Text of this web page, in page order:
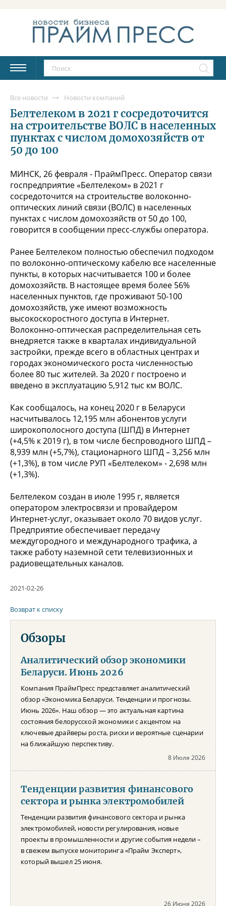
Все новости Новости компаний
Белтелеком в 2021 г сосредоточится
на строительстве ВОЛС в населенных
пунктах с числом домохозяйств от
50 до 100
МИНСК, 26 февраля - ПраймПресс. Оператор связи
госпредприятие «Белтелеком» в 2021 г
сосредоточится на строительстве волоконно-
оптических линий связи (ВОЛС) в населенных
пунктах с числом домохозяйств от 50 до 100,
говорится в сообщении пресс-службы оператора.
Ранее Белтелеком полностью обеспечил подходом
по волоконно-оптическому кабелю все населенные
пункты, в которых насчитывается 100 и более
домохозяйств. В настоящее время более 56%
населенных пунктов, где проживают 50-100
домохозяйств, уже имеют возможность
высокоскоростного доступа в Интернет.
Волоконно-оптическая распределительная сеть
внедряется также в кварталах индивидуальной
застройки, прежде всего в областных центрах и
городах экономического роста численностью
более 80 тыс жителей. За 2020 г построено и
введено в эксплуатацию 5,912 тыс км ВОЛС.
Как сообщалось, на конец 2020 г в Беларуси
насчитывалось 12,195 млн абонентов услуги
широкополосного доступа (ШПД) в Интернет
(+4,5% к 2019 г), в том числе беспроводного ШПД –
8,939 млн (+5,7%), стационарного ШПД – 3,256 млн
(+1,3%), в том числе РУП «Белтелеком» - 2,698 млн
(+1,3%).
Белтелеком создан в июле 1995 г, является
оператором электросвязи и провайдером
Интернет-услуг, оказывает около 70 видов услуг.
Предприятие обеспечивает передачу
междугородного и международного трафика, а
также работу наземной сети телевизионных и
радиовещательных каналов.
2021-02-26
Возврат к списку
Обзоры
Аналитический обзор экономики
Беларуси. Июнь 2026
Компания ПраймПресс представляет аналитический
обзор «Экономика Беларуси. Тенденции и прогнозы.
Июнь 2026». Наш обзор — это актуальная картина
состояния белорусской экономики с акцентом на
ключевые драйверы роста, риски и вероятные сценарии
на ближайшую перспективу.
8 Июля 2026
Тенденции развития финансового
сектора и рынка электромобилей
Тенденции развития финансового сектора и рынка
электромобилей, новости регулирования, новые
проекты в промышленности и другие события недели –
в свежем выпуске мониторинга «Прайм Эксперт»,
который вышел 25 июня.
26 Июня 2026